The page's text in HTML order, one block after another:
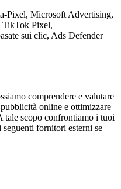
Pixel, Microsoft Advertising,
TikTok Pixel,
sui clic, Ads Defender
comprendere e valutare
online e ottimizzare
tale scopo confrontiamo i tuoi
fornitori esterni se